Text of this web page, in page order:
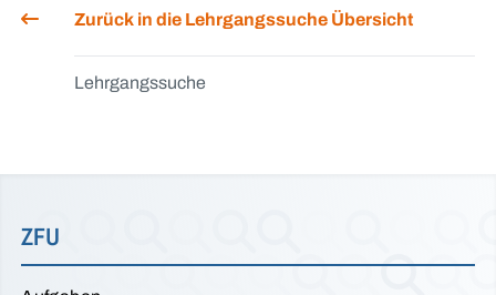
Zurück in die Lehrgangssuche Übersicht
Lehrgangssuche
ZFU